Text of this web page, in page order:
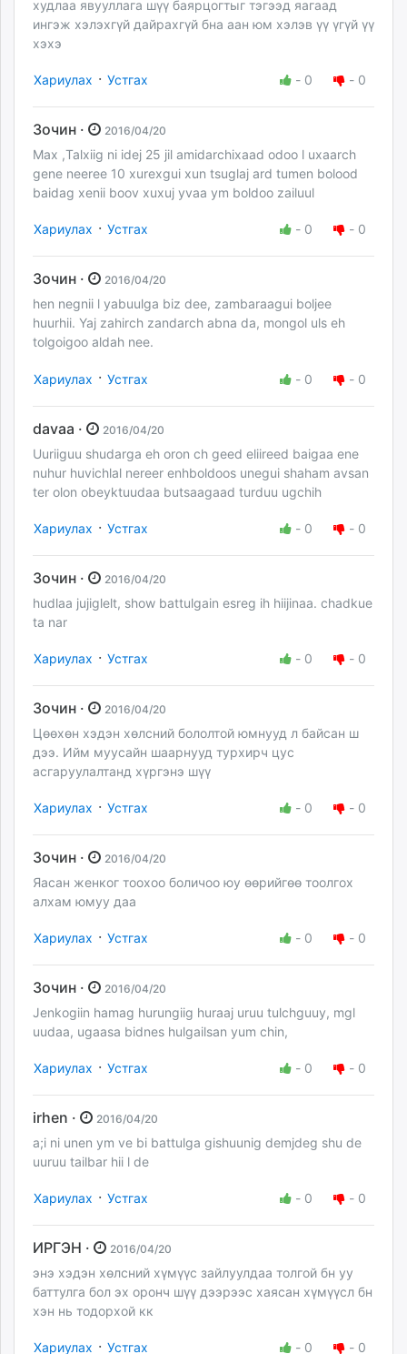
худлаа явууллага шүү баярцогтыг тэгээд яагаад
ингэж хэлэхгүй дайрахгүй бна аан юм хэлэв үү үгүй үү
хэхэ
Хариулах · Устгах - 0 - 0
Зочин · 2016/04/20
Max ,Talxiig ni idej 25 jil amidarchixaad odoo l uxaarch
gene neeree 10 xurexgui xun tsuglaj ard tumen bolood
baidag xenii boov xuxuj yvaa ym boldoo zailuul
Хариулах · Устгах - 0 - 0
Зочин · 2016/04/20
hen negnii l yabuulga biz dee, zambaraagui boljee
huurhii. Yaj zahirch zandarch abna da, mongol uls eh
tolgoigoo aldah nee.
Хариулах · Устгах - 0 - 0
davaa · 2016/04/20
Uuriiguu shudarga eh oron ch geed eliireed baigaa ene
nuhur huvichlal nereer enhboldoos unegui shaham avsan
ter olon obeyktuudaa butsaagaad turduu ugchih
Хариулах · Устгах - 0 - 0
Зочин · 2016/04/20
hudlaa jujiglelt, show battulgain esreg ih hiijinaa. chadkue
ta nar
Хариулах · Устгах - 0 - 0
Зочин · 2016/04/20
Цөөхөн хэдэн хөлсний бололтой юмнууд л байсан ш
дээ. Ийм муусайн шаарнууд турхирч цус
асгаруулалтанд хүргэнэ шүү
Хариулах · Устгах - 0 - 0
Зочин · 2016/04/20
Яасан женког тоохоо боличоо юу өөрийгөө тоолгох
алхам юмуу даа
Хариулах · Устгах - 0 - 0
Зочин · 2016/04/20
Jenkogiin hamag hurungiig huraaj uruu tulchguuy, mgl
uudaa, ugaasa bidnes hulgailsan yum chin,
Хариулах · Устгах - 0 - 0
irhen · 2016/04/20
a;i ni unen ym ve bi battulga gishuunig demjdeg shu de
uuruu tailbar hii l de
Хариулах · Устгах - 0 - 0
ИРГЭН · 2016/04/20
энэ хэдэн хөлсний хүмүүс зайлуулдаа толгой бн уу
баттулга бол эх оронч шүү дээрээс хаясан хүмүүсл бн
хэн нь тодорхой кк
Хариулах · Устгах - 0 - 0